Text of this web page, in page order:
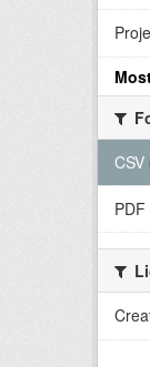
CSV
PDF